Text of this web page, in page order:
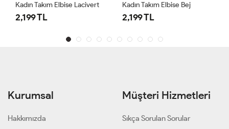
Kadın Takım Elbise Lacivert
2,199 TL
Kadın Takım Elbise Bej
2,199 TL
Kurumsal
Hakkımızda
Müşteri Hizmetleri
Sıkça Sorulan Sorular